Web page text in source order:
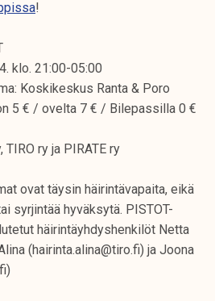
!
klo. 21:00-05:00
Koskikeskus Ranta & Poro
5 € / ovelta 7 € / Bilepassilla 0 €
TIRO ry ja PIRATE ry
ovat täysin häirintävapaita, eikä
syrjintää hyväksytä. PISTOT-
häirintäyhdyshenkilöt Netta
(hairinta.alina@tiro.fi) ja Joona